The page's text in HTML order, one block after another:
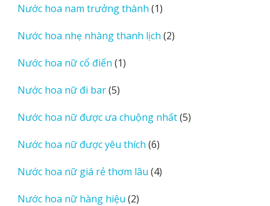
phẩm
Nước hoa nam trưởng thành 11
phẩm
Nước hoa nhẹ nhàng thanh lịch 22
Nước hoa nữ cổ điển 11
Nước hoa nữ đi bar 55
phẩm
Nước hoa nữ được ưa chuộng nhất 55
Nước hoa nữ được yêu thích 66
phẩm
Nước hoa nữ giá rẻ thơm lâu 44
Nước hoa nữ hàng hiệu 22